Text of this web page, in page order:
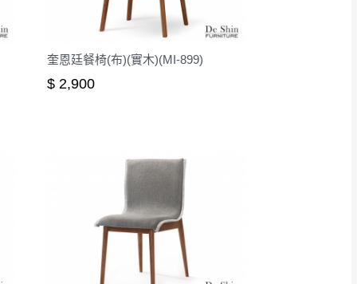
奎恩廷餐椅(布)(實木)(MI-899)
$ 2,900